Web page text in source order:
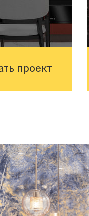
проект